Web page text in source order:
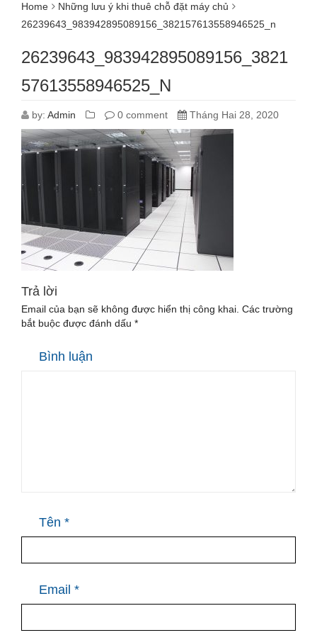
Home
Những lưu ý khi thuê chỗ đặt máy chủ
26239643_983942895089156_382157613558946525_n
26239643_983942895089156_3821
57613558946525_N
by: Admin 0 comment Tháng Hai 28, 2020
Trả lời
Email của bạn sẽ không được hiển thị công khai. Các trường
bắt buộc được đánh dấu *
Bình luận
Tên *
Email *